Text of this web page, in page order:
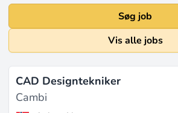
Søg job
Vis alle jobs
CAD Designtekniker
Cambi